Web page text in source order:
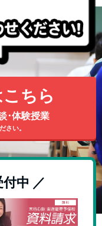
ちら
･体験授業
さい。
中 ／